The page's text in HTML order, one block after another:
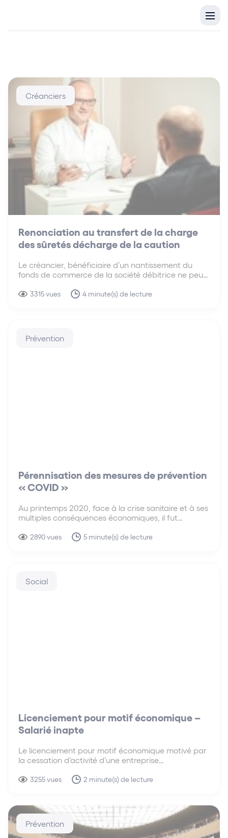
Créanciers
Renonciation au transfert de la charge
des sûretés décharge de la caution
Le créancier, bénéficiaire d’un nantissement du
fonds de commerce de la société débitrice ne peut
co-gérants dès lors qu’il renonce, dans le cadre d’un
3315 vues 4 minute(s) de lecture
Prévention
Pérennisation des mesures de prévention
« COVID »
Au printemps 2020, face à la crise sanitaire et à ses
multiples conséquences économiques, il fut
entreprises en difficulté afin de pouvoir faire face à
2890 vues 5 minute(s) de lecture
Social
Licenciement pour motif économique –
Salarié inapte
Le licenciement pour motif économique motivé par
la cessation d’activité d’une entreprise
l’employeur de la mise en œuvre de la procédure
3255 vues 2 minute(s) de lecture
Prévention